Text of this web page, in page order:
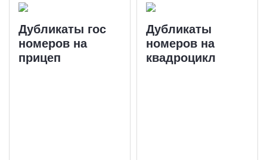
Дубликаты гос
номеров на
прицеп
Дубликаты
номеров на
квадроцикл